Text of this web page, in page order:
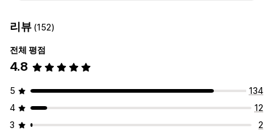
리뷰 (152)
전체 평점
4.8
5
134
4
12
3
2